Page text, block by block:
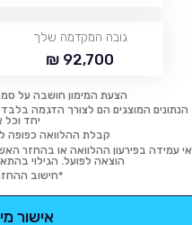
גובה המקדמה שלך
92,700 ₪
הצעת המימון חושבה על
הנתונים המוצגים הם לצורך הדגמה בלבד
יחד
קבלת ההלוואה כפופה
אי עמידה בפירעון ההלוואה או בהחזר
הוצאה לפועל. הגילוי בהתאם
*חישוב
אישור